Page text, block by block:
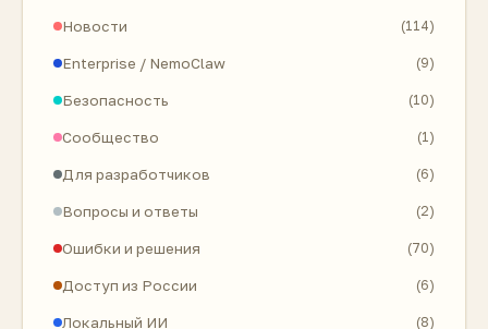
Новости (114)
Enterprise / NemoClaw (9)
Безопасность (10)
Сообщество (1)
Для разработчиков (6)
Вопросы и ответы (2)
Ошибки и решения (70)
Доступ из России (6)
Локальный ИИ (8)